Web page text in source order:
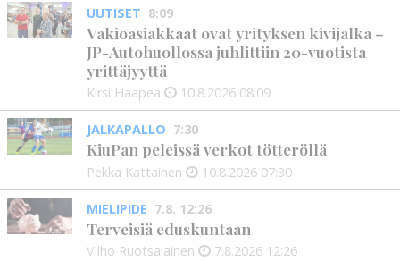
UUTISET 8:09
Vakioasiakkaat ovat yrityksen kivijalka –
JP-Autohuollossa juhlittiin 20-vuotista
yrittäjyyttä
Kirsi Haapea 10.8.2026 08:09
JALKAPALLO 7:30
KiuPan peleissä verkot tötteröllä
Pekka Kattainen 10.8.2026 07:30
MIELIPIDE 7.8. 12:26
Terveisiä eduskuntaan
Vilho Ruotsalainen 7.8.2026 12:26